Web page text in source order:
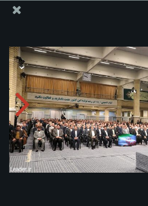
Rencontre avec des acteurs
producteurs